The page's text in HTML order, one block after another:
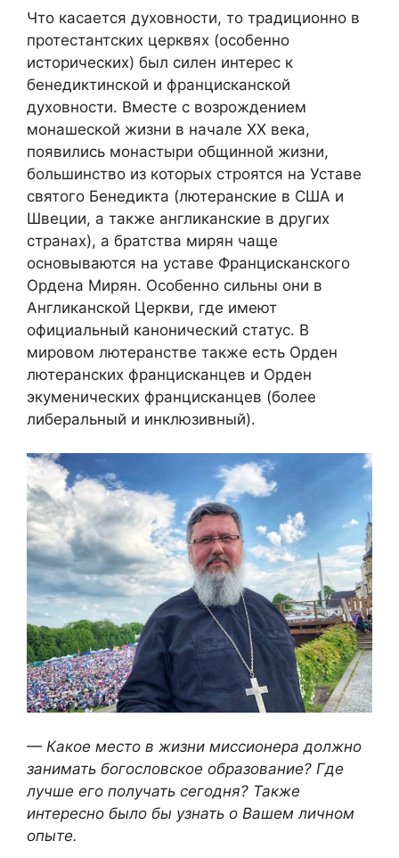
Что касается духовности, то традиционно в
протестантских церквях (особенно
исторических) был силен интерес к
бенедиктинской и францисканской
духовности. Вместе с возрождением
монашеской жизни в начале XX века,
появились монастыри общинной жизни,
большинство из которых строятся на Уставе
святого Бенедикта (лютеранские в США и
Швеции, а также англиканские в других
странах), а братства мирян чаще
основываются на уставе Францисканского
Ордена Мирян. Особенно сильны они в
Англиканской Церкви, где имеют
официальный канонический статус. В
мировом лютеранстве также есть Орден
лютеранских францисканцев и Орден
экуменических францисканцев (более
либеральный и инклюзивный).
— Какое место в жизни миссионера должно
занимать богословское образование? Где
лучше его получать сегодня? Также
интересно было бы узнать о Вашем личном
опыте.